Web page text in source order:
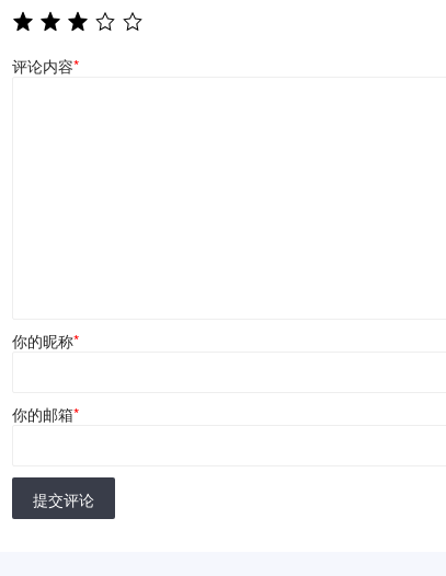
评论内容*
你的昵称*
你的邮箱*
提交评论